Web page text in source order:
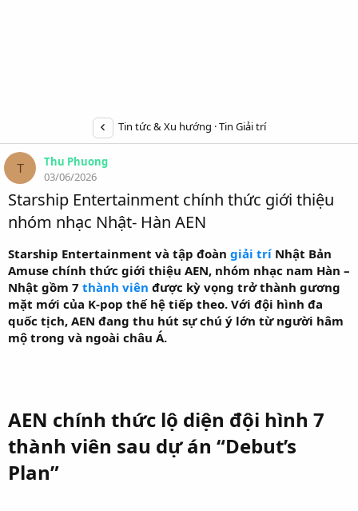
Tin tức & Xu hướng Tin Giải trí
T
Thu Phuong
03/06/2026
Starship Entertainment chính thức giới thiệu
nhóm nhạc Nhật- Hàn AEN
Starship Entertainment và tập đoàn giải trí Nhật Bản
Amuse chính thức giới thiệu AEN, nhóm nhạc nam Hàn –
Nhật gồm 7 thành viên được kỳ vọng trở thành gương
mặt mới của K-pop thế hệ tiếp theo. Với đội hình đa
quốc tịch, AEN đang thu hút sự chú ý lớn từ người hâm
mộ trong và ngoài châu Á.
AEN chính thức lộ diện đội hình 7
thành viên sau dự án “Debut’s
Plan”